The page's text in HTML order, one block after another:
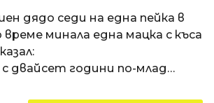
дядо седи на една пейка в
време минала една мацка с къса
с двайсет години по-млад…